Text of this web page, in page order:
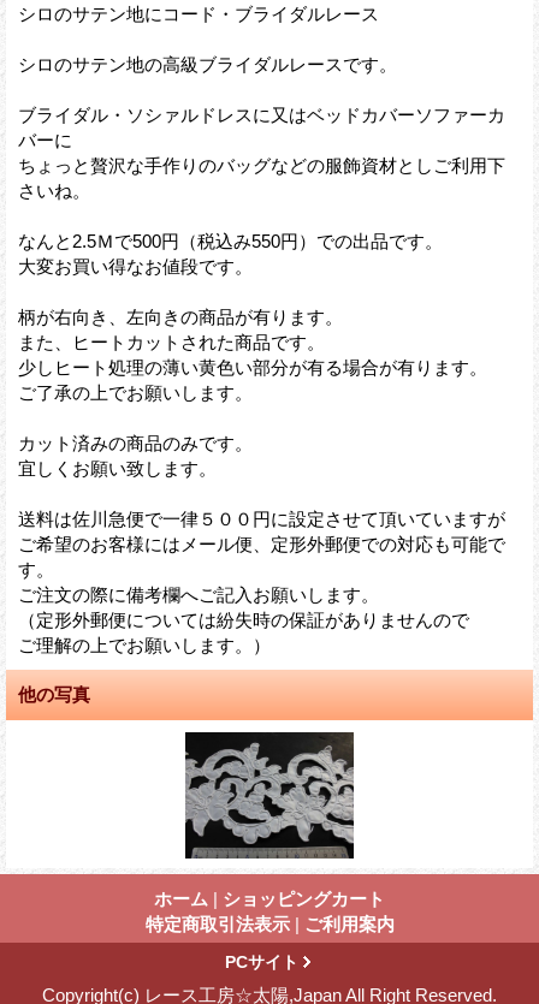
シロのサテン地にコード・ブライダルレース
シロのサテン地の高級ブライダルレースです。
ブライダル・ソシァルドレスに又はベッドカバーソファーカ
バーに
ちょっと贅沢な手作りのバッグなどの服飾資材としご利用下
さいね。
なんと2.5Ｍで500円（税込み550円）での出品です。
大変お買い得なお値段です。
柄が右向き、左向きの商品が有ります。
また、ヒートカットされた商品です。
少しヒート処理の薄い黄色い部分が有る場合が有ります。
ご了承の上でお願いします。
カット済みの商品のみです。
宜しくお願い致します。
送料は佐川急便で一律５００円に設定させて頂いていますが
ご希望のお客様にはメール便、定形外郵便での対応も可能で
す。
ご注文の際に備考欄へご記入お願いします。
（定形外郵便については紛失時の保証がありませんので
ご理解の上でお願いします。）
他の写真
ホーム | ショッピングカート
特定商取引法表示 | ご利用案内
PCサイト
Copyright(c) レース工房☆太陽,Japan All Right Reserved.